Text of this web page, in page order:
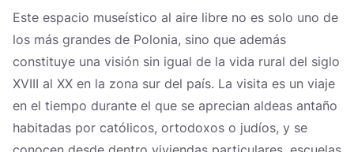
Este espacio museístico al aire libre no es solo uno de
los más grandes de Polonia, sino que además
constituye una visión sin igual de la vida rural del siglo
XVIII al XX en la zona sur del país. La visita es un viaje
en el tiempo durante el que se aprecian aldeas antaño
habitadas por católicos, ortodoxos o judíos, y se